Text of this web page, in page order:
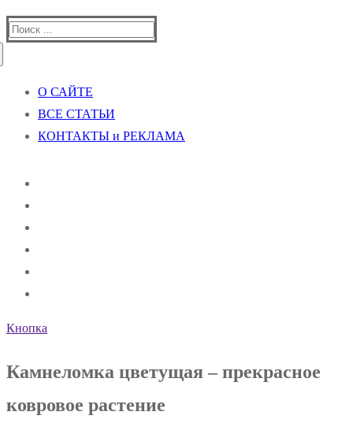
Найти:
О САЙТЕ
ВСЕ СТАТЬИ
КОНТАКТЫ и РЕКЛАМА
Кнопка
Камнеломка цветущая – прекрасное
ковровое растение